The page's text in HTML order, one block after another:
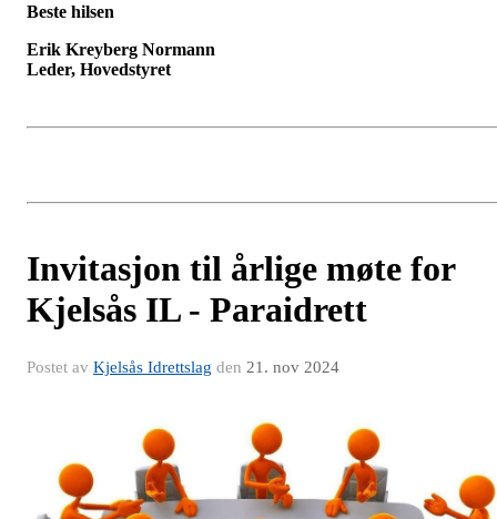
Beste hilsen
Erik Kreyberg Normann
Leder, Hovedstyret
Invitasjon til årlige møte for
Kjelsås IL - Paraidrett
Postet av Kjelsås Idrettslag den 21. nov 2024